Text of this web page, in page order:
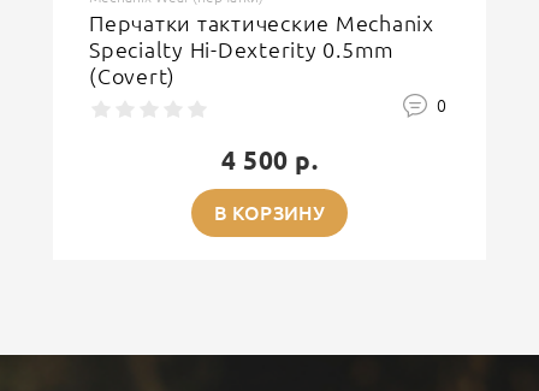
Перчатки тактические Mechanix
Specialty Hi-Dexterity 0.5mm
(Covert)
0
4 500 р.
В КОРЗИНУ